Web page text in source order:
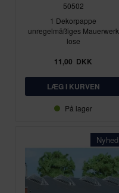
50502
1 Dekorpappe
unregelmäßiges Mauerwerk
lose
11,00 DKK
På lager
Nyhed